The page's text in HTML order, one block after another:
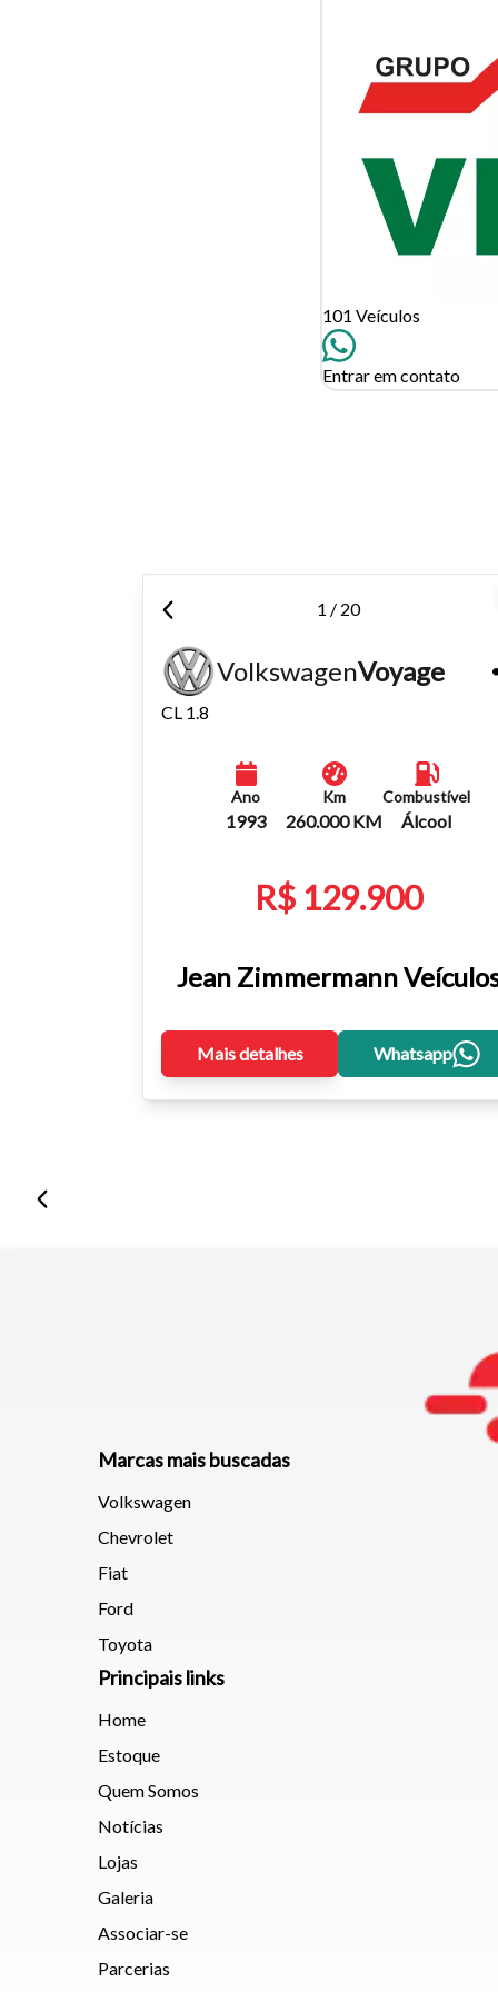
Para
101 Veículos
Entrar em contato
1 / 20
VolkswagenVoyage
CL 1.8
Ano
1993
Km
260.000 KM
Combustível
Álcool
R$ 129.900
Jean Zimmermann
Mais detalhes Whatsapp
Marcas mais buscadas
Volkswagen
Chevrolet
Fiat
Ford
Toyota
Principais links
Home
Estoque
Quem Somos
Notícias
Lojas
Galeria
Associar-se
Parcerias